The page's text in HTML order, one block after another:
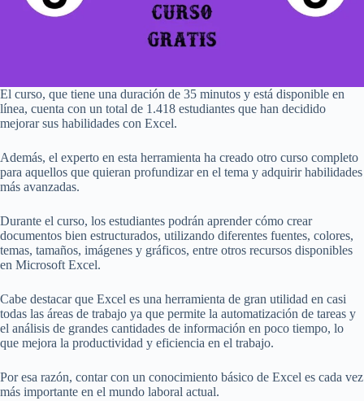
El curso, que tiene una duración de 35 minutos y está disponible en
línea, cuenta con un total de 1.418 estudiantes que han decidido
mejorar sus habilidades con Excel.
Además, el experto en esta herramienta ha creado otro curso completo
para aquellos que quieran profundizar en el tema y adquirir habilidades
más avanzadas.
Durante el curso, los estudiantes podrán aprender cómo crear
documentos bien estructurados, utilizando diferentes fuentes, colores,
temas, tamaños, imágenes y gráficos, entre otros recursos disponibles
en Microsoft Excel.
Cabe destacar que Excel es una herramienta de gran utilidad en casi
todas las áreas de trabajo ya que permite la automatización de tareas y
el análisis de grandes cantidades de información en poco tiempo, lo
que mejora la productividad y eficiencia en el trabajo.
Por esa razón, contar con un conocimiento básico de Excel es cada vez
más importante en el mundo laboral actual.